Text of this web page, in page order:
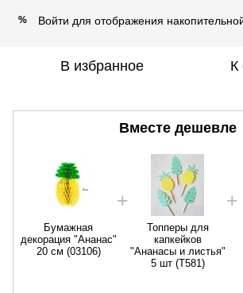
% Войти для отображения
В избранное К
Вместе дешевле
Бумажная
декорация "Ананас"
20 см (03106)
Топперы для
капкейков
"Ананасы и листья"
5 шт (T581)